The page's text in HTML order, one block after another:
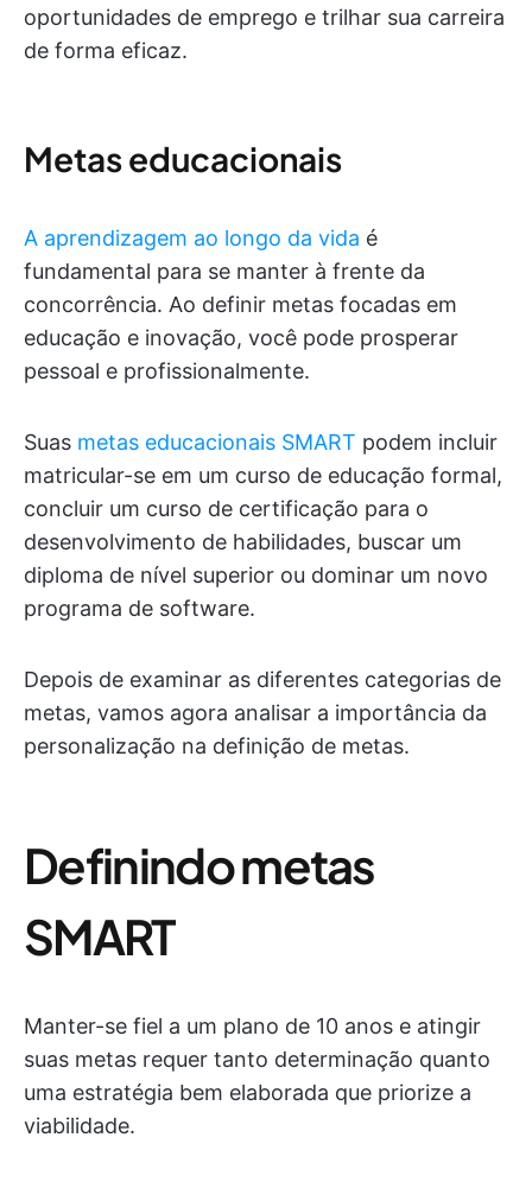
oportunidades de emprego e trilhar sua carreira
de forma eficaz.
Metas educacionais
A aprendizagem ao longo da vida é
fundamental para se manter à frente da
concorrência. Ao definir metas focadas em
educação e inovação, você pode prosperar
pessoal e profissionalmente.
Suas metas educacionais SMART podem incluir
matricular-se em um curso de educação formal,
concluir um curso de certificação para o
desenvolvimento de habilidades, buscar um
diploma de nível superior ou dominar um novo
programa de software.
Depois de examinar as diferentes categorias de
metas, vamos agora analisar a importância da
personalização na definição de metas.
Definindo metas
SMART
Manter-se fiel a um plano de 10 anos e atingir
suas metas requer tanto determinação quanto
uma estratégia bem elaborada que priorize a
viabilidade.